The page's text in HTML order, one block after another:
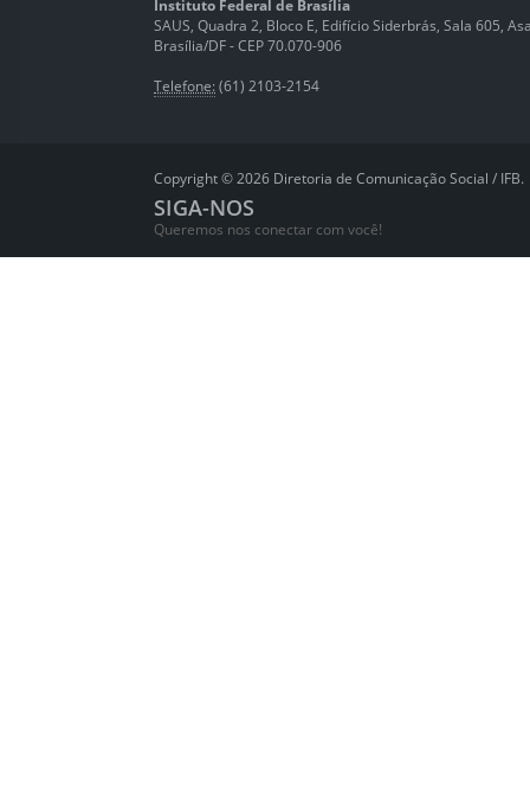
Instituto Federal de Brasília
SAUS, Quadra 2, Bloco E, Edifício Siderbrás, Sala 605,
Brasília/DF - CEP 70.070-906
Telefone: (61) 2103-2154
Copyright © 2026 Diretoria de Comunicação Social / IFB.
SIGA-NOS
Queremos nos conectar com você!